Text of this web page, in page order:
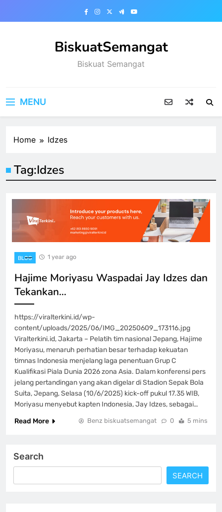
BiskuatSemangat
Biskuat Semangat
MENU
Home Idzes
Tag:Idzes
BLOG 1 year ago
Hajime Moriyasu Waspadai Jay Idzes dan
Tekankan…
https://viralterkini.id/wp-
content/uploads/2025/06/IMG_20250609_173116.jpg
Viralterkini.id, Jakarta – Pelatih tim nasional Jepang, Hajime
Moriyasu, menaruh perhatian besar terhadap kekuatan
timnas Indonesia menjelang laga penentuan Grup C
Kualifikasi Piala Dunia 2026 zona Asia. Dalam konferensi pers
jelang pertandingan yang akan digelar di Stadion Sepak Bola
Suita, Jepang, Selasa (10/6/2025) kick-off pukul 17.35 WIB,
Moriyasu menyebut kapten Indonesia, Jay Idzes, sebagai…
Read More
Benz biskuatsemangat 0 5 mins
Search
SEARCH